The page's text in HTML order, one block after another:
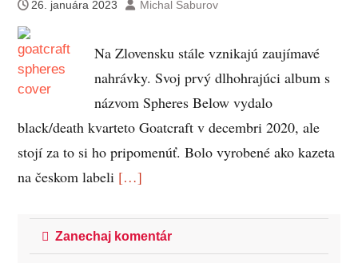
26. januára 2023 Michal Saburov
Na Zlovensku stále vznikajú zaujímavé
nahrávky. Svoj prvý dlhohrajúci album s
názvom Spheres Below vydalo
black/death kvarteto Goatcraft v decembri 2020, ale
stojí za to si ho pripomenúť. Bolo vyrobené ako kazeta
na českom labeli […]
Zanechaj komentár